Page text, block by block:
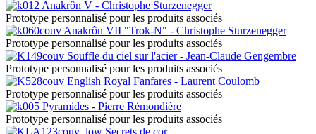
Anakrôn V - Christophe Sturzenegger
Prototype personnalisé pour les produits associés
Anakrôn VII "Trok-N" - Christophe Sturzenegger
Prototype personnalisé pour les produits associés
Souffle du ciel sur l'acier - Jean-Claude Gengembre
Prototype personnalisé pour les produits associés
English Royal Fanfares - Laurent Coulomb
Prototype personnalisé pour les produits associés
Pyramides - Pierre Rémondière
Prototype personnalisé pour les produits associés
Secrets de cor